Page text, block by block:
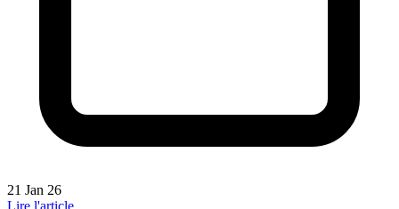
21 Jan 26
Lire l'article